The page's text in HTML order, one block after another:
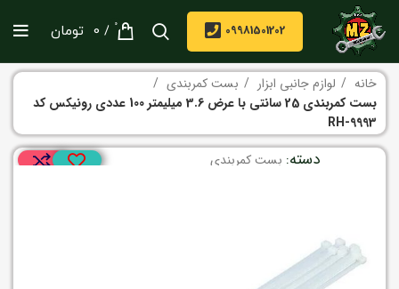
09981501202
0
/
0 تومان
خانه لوازم جانبی ابزار
بست کمربندی
بست کمربندی 25 سانتی با عرض 3.6 میلیمتر 100 عددی رونیکس کد
RH-9993
دسته: بست کمربندی